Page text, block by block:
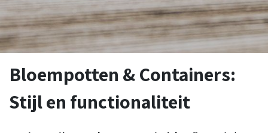
Bloempotten & Containers:
Stijl en functionaliteit